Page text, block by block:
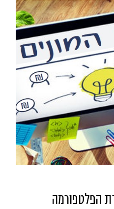
הפלטפורמה